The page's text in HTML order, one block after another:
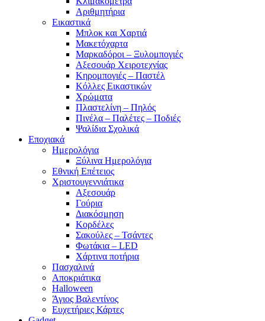
Αριθμητήρια
Εικαστικά
Μπλοκ και Χαρτιά
Μακετόχαρτα
Μαρκαδόροι – Ξυλομπογιές
Αξεσουάρ Χειροτεχνίας
Κηρομπογιές – Παστέλ
Κόλλες Εικαστικών
Χρώματα
Πλαστελίνη – Πηλός
Πινέλα – Παλέτες – Ποδιές
Ψαλίδια Σχολικά
Εποχιακά
Ημερολόγια
Ξύλινα Ημερολόγια
Εθνική Επέτειος
Χριστουγεννιάτικα
Αξεσουάρ
Γούρια
Διακόσμηση
Κορδέλες
Σακούλες – Τσάντες
Φωτάκια – LED
Χάρτινα ποτήρια
Πασχαλινά
Αποκριάτικα
Halloween
Άγιος Βαλεντίνος
Ευχετήριες Κάρτες